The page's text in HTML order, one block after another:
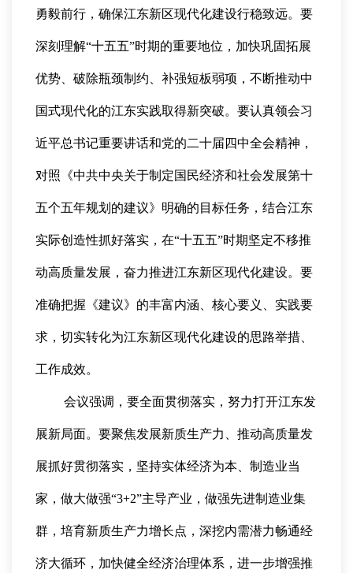
勇毅前行，确保江东新区现代化建设行稳致远。要
深刻理解“十五五”时期的重要地位，加快巩固拓展
优势、破除瓶颈制约、补强短板弱项，不断推动中
国式现代化的江东实践取得新突破。要认真领会习
近平总书记重要讲话和党的二十届四中全会精神，
对照《中共中央关于制定国民经济和社会发展第十
五个五年规划的建议》明确的目标任务，结合江东
实际创造性抓好落实，在“十五五”时期坚定不移推
动高质量发展，奋力推进江东新区现代化建设。要
准确把握《建议》的丰富内涵、核心要义、实践要
求，切实转化为江东新区现代化建设的思路举措、
工作成效。
会议强调，要全面贯彻落实，努力打开江东发
展新局面。要聚焦发展新质生产力、推动高质量发
展抓好贯彻落实，坚持实体经济为本、制造业当
家，做大做强“3+2”主导产业，做强先进制造业集
群，培育新质生产力增长点，深挖内需潜力畅通经
济大循环，加快健全经济治理体系，进一步增强推